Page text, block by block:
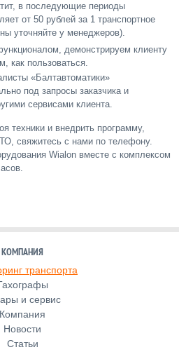
в последующие периоды
от 50 рублей за 1 транспортное
уточняйте у менеджеров).
демонстрируем клиенту
как пользоваться.
«Балтавтоматики»
под запросы заказчика и
сервисами клиента.
техники и внедрить программу,
свяжитесь с нами по телефону.
Wialon вместе с комплексом
КОМПАНИЯ
транспорта
и сервис
Компания
Новости
Статьи